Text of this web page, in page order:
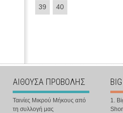
39 40
ΑΙΘΟΥΣΑ ΠΡΟΒΟΛΗΣ
Ταινίες Μικρού Μήκους από
τη συλλογή μας
1.